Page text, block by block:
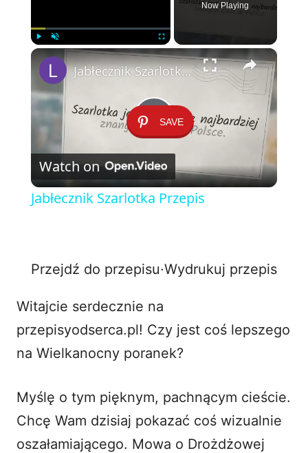
Unmute Fullscreen
Now Playing
×
SAVE
P
l
y
V
i
e
Jabłecznik Szarlotka Przepis
Watch on
Jabłecznik Szarlotka Przepis
Przejdź do przepisu·Wydrukuj przepis
Witajcie serdecznie na
przepisyodserca.pl! Czy jest coś lepszego
na Wielkanocny poranek?
Myślę o tym pięknym, pachnącym cieście.
Chcę Wam dzisiaj pokazać coś wizualnie
oszałamiającego. Mowa o Drożdżowej